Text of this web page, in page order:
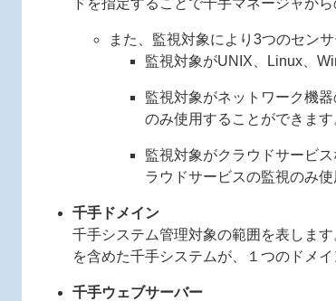
ドを指定することで千手マネージャか
また、監視対象により3つのセンサ
監視対象がUNIX、Linux、
監視対象がネットワーク機
のみ使用することができます
監視対象がクラウドサービ
ラウドサービスの監視のみ使
千手ドメイン
千手システム管理対象の範囲を表しま
を含めた千手システムが、１つのドメイ
千手ウェブサーバー